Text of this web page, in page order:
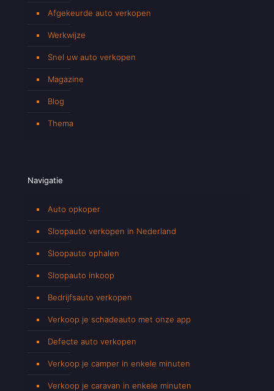
Afgekeurde auto verkopen
Werkwijze
Snel uw auto verkopen
Magazine
Blog
Thema
Navigatie
Auto opkoper
Sloopauto verkopen in Nederland
Sloopauto ophalen
Sloopauto inkoop
Bedrijfsauto verkopen
Verkoop je schadeauto met onze app
Defecte auto verkopen
Verkoop je camper in enkele minuten
Verkoop je caravan in enkele minuten